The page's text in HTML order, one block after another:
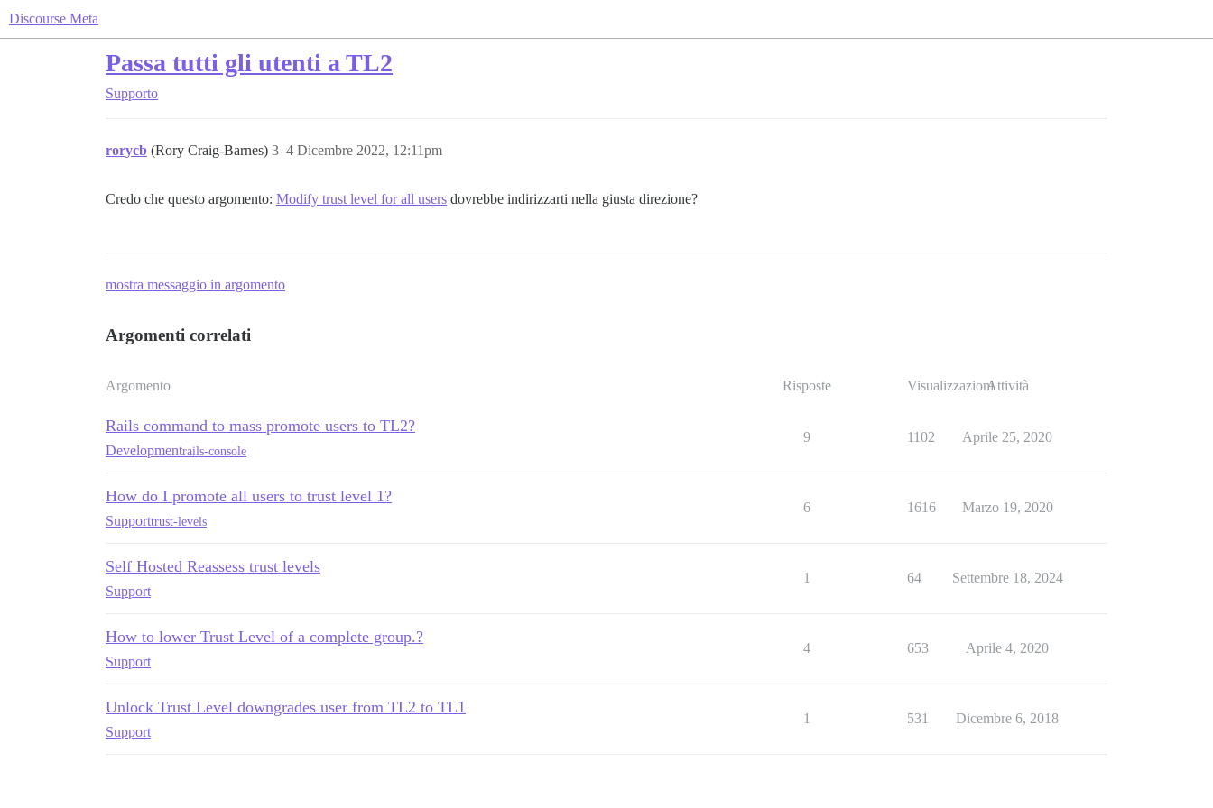
Discourse Meta
Passa tutti gli utenti a TL2
Supporto
rorycb (Rory Craig-Barnes) 4 Dicembre 2022, 12:11pm
3
Credo che questo argomento: Modify trust level for all users dovrebbe indirizzarti nella giusta direzione?
mostra messaggio in argomento
Argomenti correlati
Argomento Risposte VisualizzazioniAttività
Rails command to mass promote users to TL2?
Developmentrails-console
9 1102 Aprile 25, 2020
How do I promote all users to trust level 1?
Supporttrust-levels
6 1616 Marzo 19, 2020
Self Hosted Reassess trust levels
Support
1 64 Settembre 18, 2024
How to lower Trust Level of a complete group.?
Support
4 653 Aprile 4, 2020
Unlock Trust Level downgrades user from TL2 to TL1
Support
1 531 Dicembre 6, 2018